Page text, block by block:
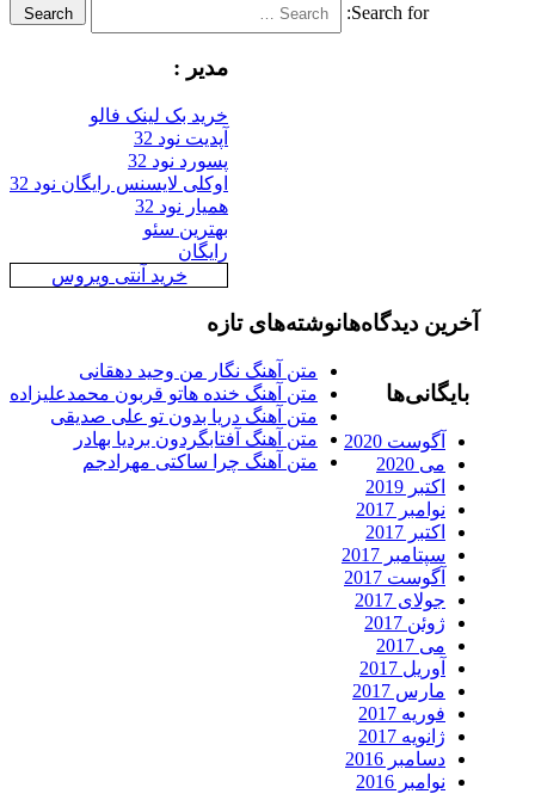
Search for:
خرید بک لینک فالو
پسورد نود 32
اوکلی لایسنس رایگان نود 32
همیار نود 32
بهترین سئو
خرید آنتی ویروس
نوشته‌های تازه
متن آهنگ نگار من وحید دهقانی
متن آهنگ خنده هاتو قربون محمدعلیزاده
متن آهنگ دریا بدون تو علی صدیقی
متن آهنگ آفتابگردون بردیا بهادر
متن آهنگ چرا ساکتی مهرادجم
دیدگاه‌ها
آگوست 2020
سپتامبر 2017
آگوست 2017
مارس 2017
دسامبر 2016